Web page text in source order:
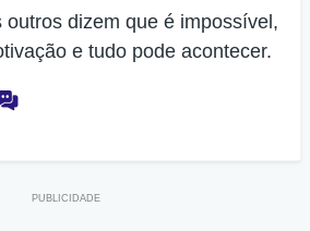
outros dizem que é impossível,
e tudo pode acontecer.